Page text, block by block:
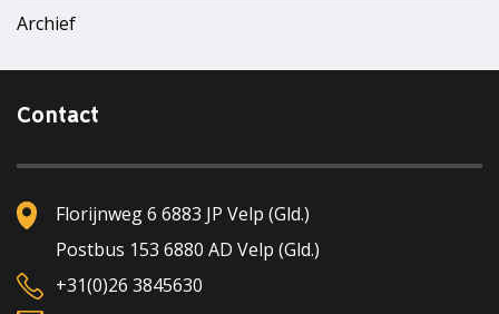
Archief
Contact
Florijnweg 6 6883 JP Velp (Gld.)
Postbus 153 6880 AD Velp (Gld.)
+31(0)26 3845630